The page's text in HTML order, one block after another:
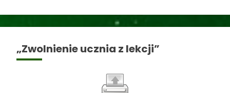
„Zwolnienie ucznia z lekcji”